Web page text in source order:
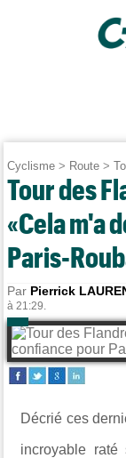
Cyclisme > Route >
Tour des
«Cela m'a
Paris-
Par Pierrick
à 21:29.
Décrié ces
incroyable raté